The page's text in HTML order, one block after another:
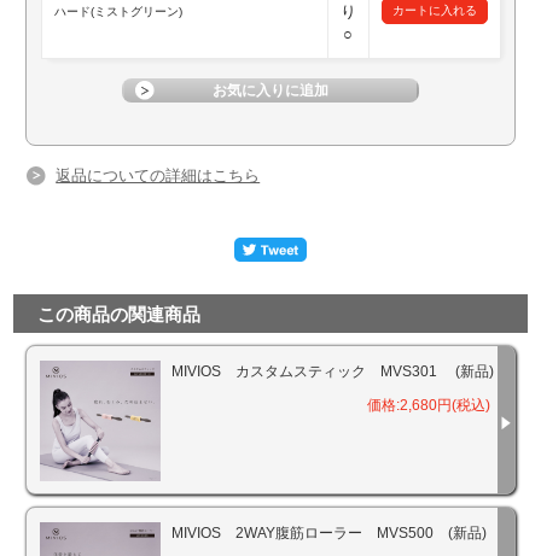
ハード(ミストグリーン)
り
○
返品についての詳細はこちら
この商品の関連商品
MIVIOS カスタムスティック MVS301 (新品)
価格:2,680円(税込)
MIVIOS 2WAY腹筋ローラー MVS500 (新品)